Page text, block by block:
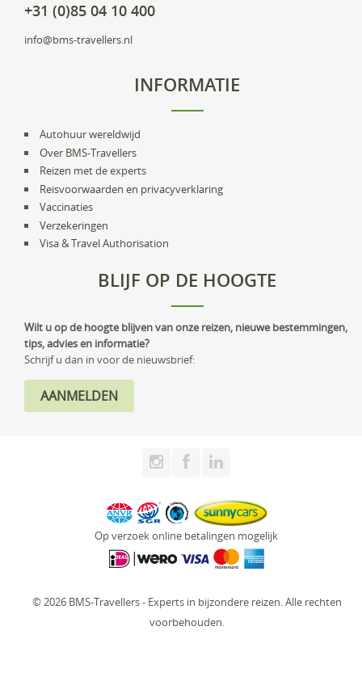
+31 (0)85 04 10 400
info@bms-travellers.nl
INFORMATIE
Autohuur wereldwijd
Over BMS-Travellers
Reizen met de experts
Reisvoorwaarden en privacyverklaring
Vaccinaties
Verzekeringen
Visa & Travel Authorisation
BLIJF OP DE HOOGTE
Wilt u op de hoogte blijven van onze reizen, nieuwe bestemmingen,
tips, advies en informatie?
Schrijf u dan in voor de nieuwsbrief:
Op verzoek online betalingen mogelijk
© 2026 BMS-Travellers - Experts in bijzondere reizen. Alle rechten
voorbehouden.